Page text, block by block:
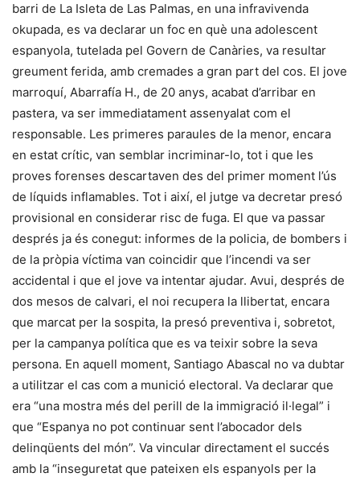
barri de La Isleta de Las Palmas, en una infravivenda
okupada, es va declarar un foc en què una adolescent
espanyola, tutelada pel Govern de Canàries, va resultar
greument ferida, amb cremades a gran part del cos. El jove
marroquí, Abarrafía H., de 20 anys, acabat d’arribar en
pastera, va ser immediatament assenyalat com el
responsable. Les primeres paraules de la menor, encara
en estat crític, van semblar incriminar-lo, tot i que les
proves forenses descartaven des del primer moment l’ús
de líquids inflamables. Tot i així, el jutge va decretar presó
provisional en considerar risc de fuga. El que va passar
després ja és conegut: informes de la policia, de bombers i
de la pròpia víctima van coincidir que l’incendi va ser
accidental i que el jove va intentar ajudar. Avui, després de
dos mesos de calvari, el noi recupera la llibertat, encara
que marcat per la sospita, la presó preventiva i, sobretot,
per la campanya política que es va teixir sobre la seva
persona. En aquell moment, Santiago Abascal no va dubtar
a utilitzar el cas com a munició electoral. Va declarar que
era “una mostra més del perill de la immigració il·legal” i
que “Espanya no pot continuar sent l’abocador dels
delinqüents del món”. Va vincular directament el succés
amb la “inseguretat que pateixen els espanyols per la